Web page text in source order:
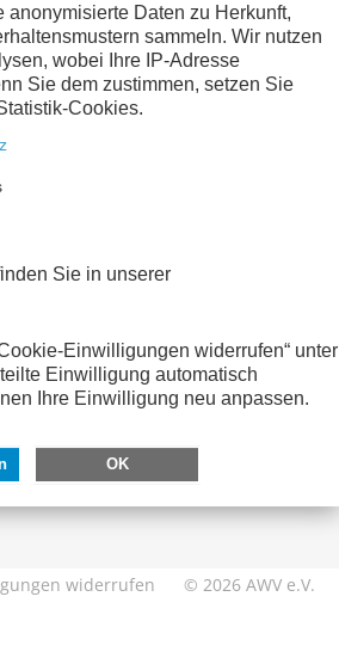
DIREKT ZU
eXTra
AWV-Forum
widerrufen © 2026 AWV e.V.
anonymisierte Daten zu Herkunft,
sammeln. Wir nutzen
wobei Ihre IP-Adresse
Sie dem zustimmen, setzen Sie
Cookies.
Sie in unserer
Einwilligungen widerrufen“ unter
Einwilligung automatisch
Ihre Einwilligung neu anpassen.
OK